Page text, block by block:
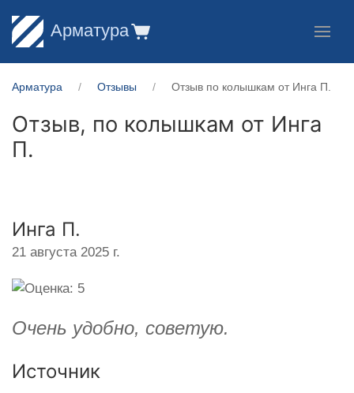
Арматура
Арматура Отзывы Отзыв по колышкам от Инга П.
Отзыв, по колышкам от Инга
П.
Инга П.
21 августа 2025 г.
Очень удобно, советую.
Источник